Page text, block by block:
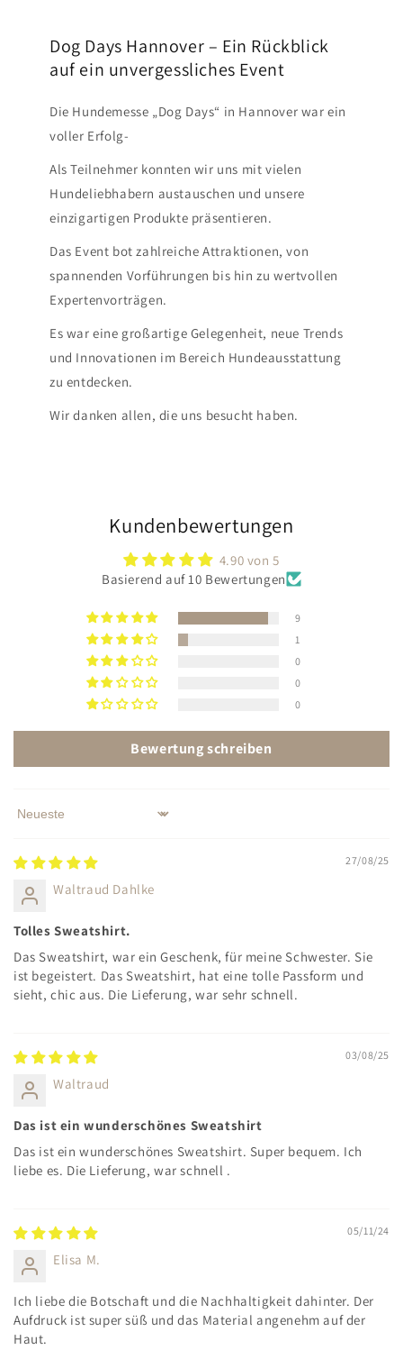
Dog Days Hannover – Ein Rückblick
auf ein unvergessliches Event
Die Hundemesse „Dog Days“ in Hannover war ein
voller Erfolg-
Als Teilnehmer konnten wir uns mit vielen
Hundeliebhabern austauschen und unsere
einzigartigen Produkte präsentieren.
Das Event bot zahlreiche Attraktionen, von
spannenden Vorführungen bis hin zu wertvollen
Expertenvorträgen.
Es war eine großartige Gelegenheit, neue Trends
und Innovationen im Bereich Hundeausstattung
zu entdecken.
Wir danken allen, die uns besucht haben.
Kundenbewertungen
4.90 von 5
Basierend auf 10 Bewertungen
9
1
0
0
0
Bewertung schreiben
Sort by
27/08/25
Waltraud Dahlke
Tolles Sweatshirt.
Das Sweatshirt, war ein Geschenk, für meine Schwester. Sie
ist begeistert. Das Sweatshirt, hat eine tolle Passform und
sieht, chic aus. Die Lieferung, war sehr schnell.
03/08/25
Waltraud
Das ist ein wunderschönes Sweatshirt
Das ist ein wunderschönes Sweatshirt. Super bequem. Ich
liebe es. Die Lieferung, war schnell .
05/11/24
Elisa M.
Ich liebe die Botschaft und die Nachhaltigkeit dahinter. Der
Aufdruck ist super süß und das Material angenehm auf der
Haut.